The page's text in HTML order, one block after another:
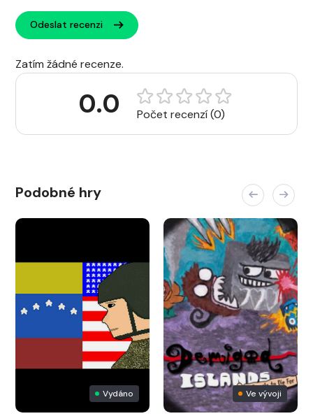
Odeslat recenzi
Zatím žádné recenze.
0.0 Počet recenzí (0)
Podobné hry
Vydáno Ve vývoji